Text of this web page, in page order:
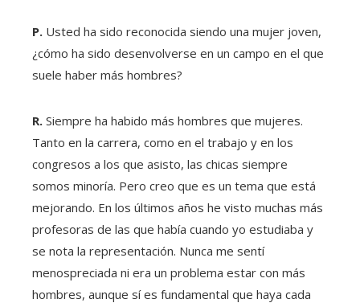
P. Usted ha sido reconocida siendo una mujer joven,
¿cómo ha sido desenvolverse en un campo en el que
suele haber más hombres?
R. Siempre ha habido más hombres que mujeres.
Tanto en la carrera, como en el trabajo y en los
congresos a los que asisto, las chicas siempre
somos minoría. Pero creo que es un tema que está
mejorando. En los últimos años he visto muchas más
profesoras de las que había cuando yo estudiaba y
se nota la representación. Nunca me sentí
menospreciada ni era un problema estar con más
hombres, aunque sí es fundamental que haya cada